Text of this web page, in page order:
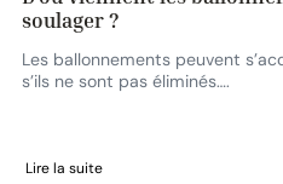
soulager ?
Les ballonnements peuvent
s’ils ne sont pas éliminés….
Lire la suite